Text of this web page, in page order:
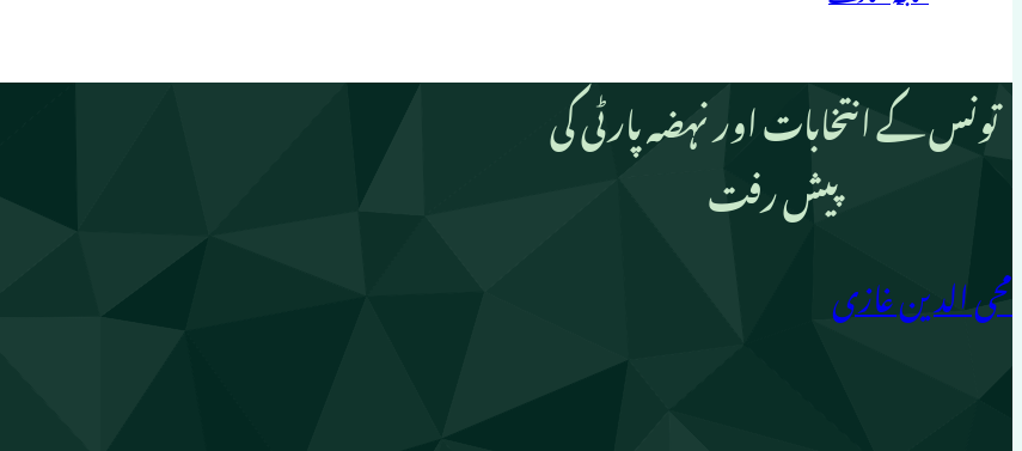
تونس کے انتخابات اور نہضہ پارٹی کی
پیش رفت
محی الدین غازی